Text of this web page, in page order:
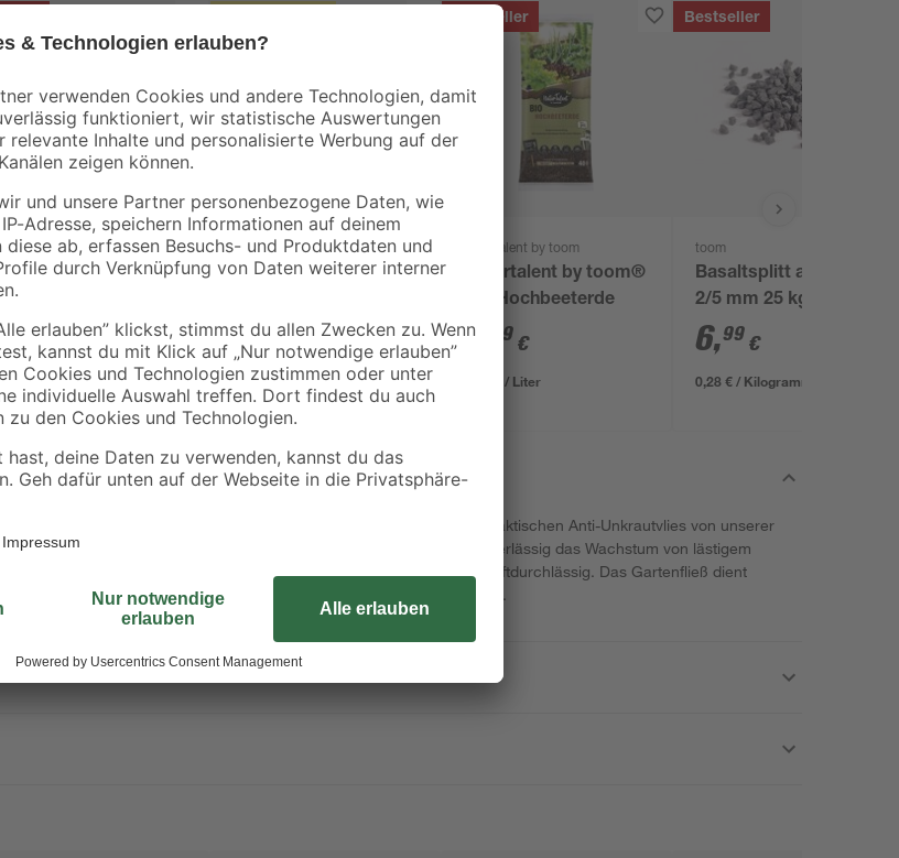
toom
Marmorkies weiß
15/25 mm 25 kg
8,99 € 10,49 €
0,36 € / Kilogramm
B1
Blumenerde torffrei
3,99€
0,10 € / Liter
Bestseller
naturtalent by toom
Naturtalent by toom®
Bio Hochbeeterde
9 99 €
0,25 € / Liter
Bestseller
toom
Basaltsplitt anthrazit
2/5 mm 25 kg
6,99 €
0,28 € / Kilogramm
Erleichtern Sie sich die Gartenarbeit mit dem praktischen Anti-Unkrautvlies von unserer
toom Qualitätsmarke. Das Vlies unterdrückt zuverlässig das Wachstum von lästigem
Unkraut. Es ist UV beständig und wasser- und luftdurchlässig. Das Gartenfließ dient
außerdem einer früheren Ernte bei Nutzpflanzen.